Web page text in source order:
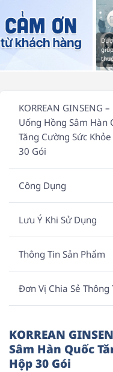
KORREAN GINSENG
Uống Hồng Sâm Hàn
Tăng Cường Sức
30 Gói
Công Dụng
Lưu Ý Khi Sử Dụng
Thông Tin Sản Phẩm
Đơn Vị Chia Sẻ Thông
KORREAN
Sâm Hàn Quốc
Hộp 30 Gói